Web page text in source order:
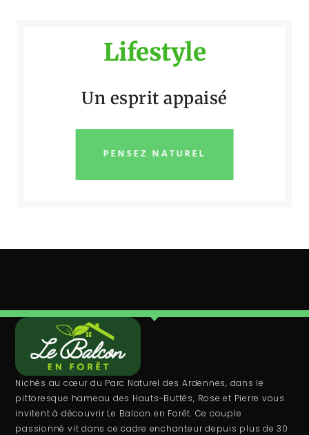
Lifestyle
Un esprit appaisé
PENSEZ NATUREL
Nichés au cœur du Parc Naturel des Ardennes, dans le
pittoresque hameau des Hauts-Buttés, Rose et Pierre vous
invitent à découvrir Le Balcon en Forêt. Ce couple
passionné vit dans ce cadre enchanteur depuis plus de 30